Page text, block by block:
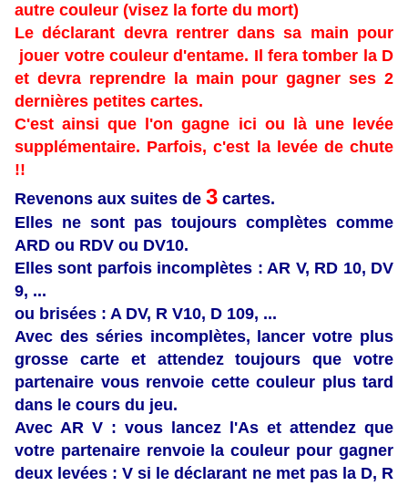
autre couleur (visez la forte du mort)
Le déclarant devra rentrer dans sa main pour
jouer votre couleur d'entame. Il fera tomber la D
et devra reprendre la main pour gagner ses 2
dernières petites cartes.
C'est ainsi que l'on gagne ici ou là une levée
supplémentaire. Parfois, c'est la levée de chute
!!
Revenons aux suites de 3 cartes.
Elles ne sont pas toujours complètes comme
ARD ou RDV ou DV10.
Elles sont parfois incomplètes : AR V, RD 10, DV
9, ...
ou brisées : A DV, R V10, D 109, ...
Avec des séries incomplètes, lancer votre plus
grosse carte et attendez toujours que votre
partenaire vous renvoie cette couleur plus tard
dans le cours du jeu.
Avec AR V : vous lancez l'As et attendez que
votre partenaire renvoie la couleur pour gagner
deux levées : V si le déclarant ne met pas la D, R